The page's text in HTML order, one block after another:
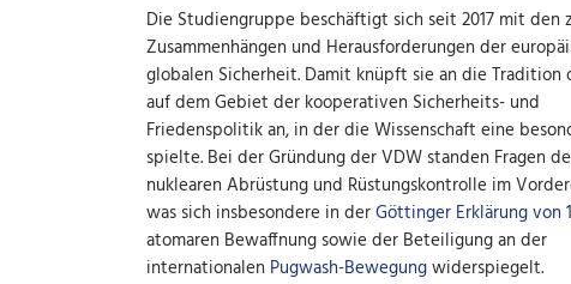
Die Studiengruppe beschäftigt sich seit 2017 mit den
Zusammenhängen und Herausforderungen der
globalen Sicherheit. Damit knüpft sie an die Tradition
auf dem Gebiet der kooperativen Sicherheits- und
Friedenspolitik an, in der die Wissenschaft eine
spielte. Bei der Gründung der VDW standen Fragen
nuklearen Abrüstung und Rüstungskontrolle im
was sich insbesondere in derGöttinger Erklärung von
atomaren Bewaffnung sowie der Beteiligung an der
internationalen Pugwash-Bewegungwiderspiegelt.